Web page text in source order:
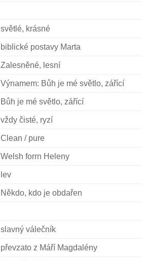
světlé, krásné
biblické postavy Marta
Zalesněné, lesní
Výnamem: Bůh je mé světlo, zářící
Bůh je mé světlo, zářící
vždy čisté, ryzí
Clean / pure
Welsh forrn Heleny
lev
Někdo, kdo je obdařen
slavný válečník
převzato z Máří Magdalény